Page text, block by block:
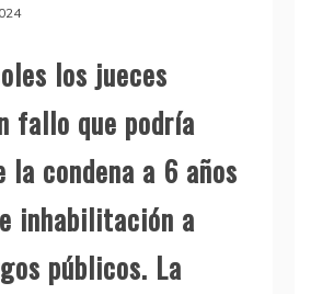
los jueces
fallo que podría
condena a 6 años
inhabilitación a
públicos. La